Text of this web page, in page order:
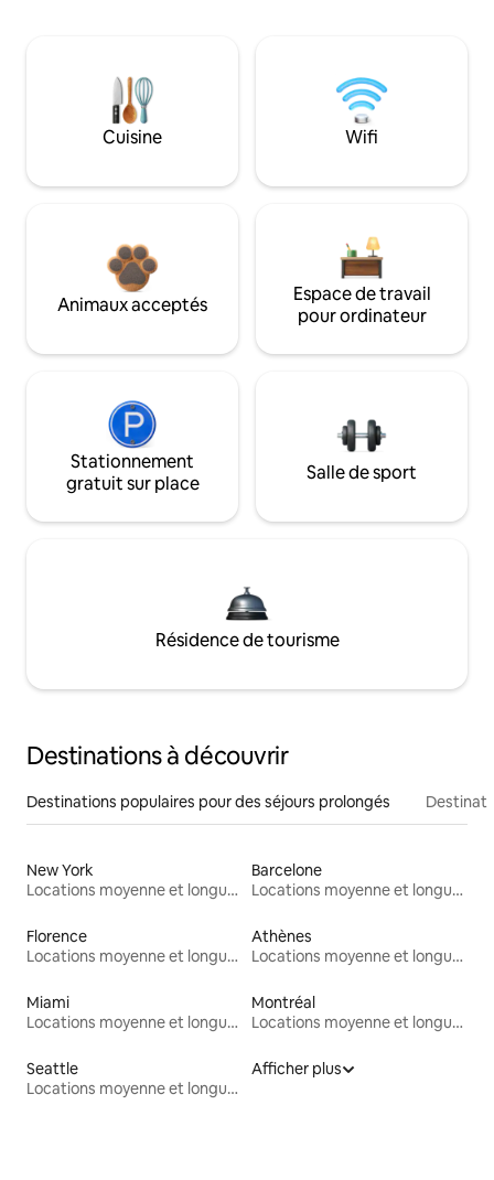
Cuisine Wifi
Animaux acceptés
Espace de travail
pour ordinateur
Stationnement
gratuit sur place
Salle de sport
Résidence de tourisme
Destinations à découvrir
Destinations populaires pour des séjours prolongés
New York
Locations moyenne et longue durée
Barcelone
Locations moyenne et longue durée
Florence
Locations moyenne et longue durée
Athènes
Locations moyenne et longue durée
Miami
Locations moyenne et longue durée
Montréal
Locations moyenne et longue durée
Seattle
Locations moyenne et longue durée
Afficher plus